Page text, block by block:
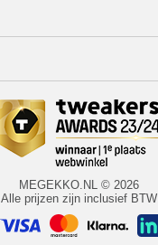
MEGEKKO.NL © 2026
Alle prijzen zijn inclusief BTW